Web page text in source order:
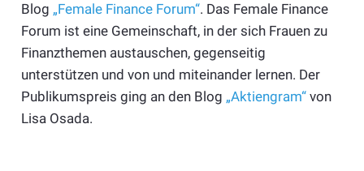
Blog „Female Finance Forum“. Das Female Finance
Forum ist eine Gemeinschaft, in der sich Frauen zu
Finanzthemen austauschen, gegenseitig
unterstützen und von und miteinander lernen. Der
Publikumspreis ging an den Blog „Aktiengram“von
Lisa Osada.